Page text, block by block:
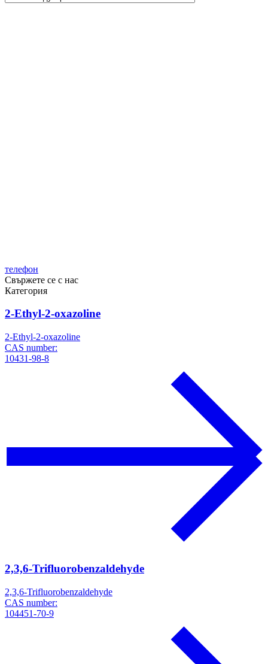
телефон
Свържете се с нас
Категория
2-Ethyl-2-oxazoline
2-Ethyl-2-oxazoline
CAS number:
10431-98-8
2,3,6-Trifluorobenzaldehyde
2,3,6-Trifluorobenzaldehyde
CAS number:
104451-70-9